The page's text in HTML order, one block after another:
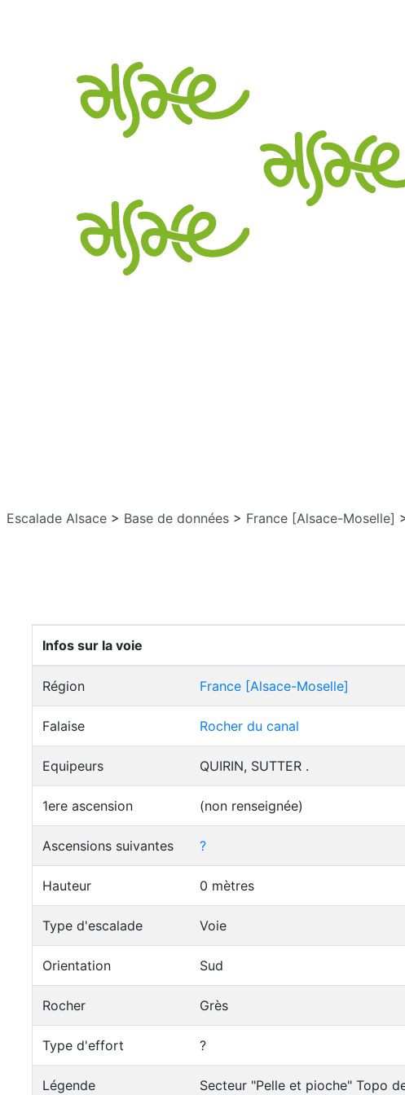
Escalade Alsace > Base de données > France [Alsace-Moselle]
Infos sur la voie
Région France [Alsace-Moselle]
Falaise Rocher du canal
Equipeurs QUIRIN, SUTTER .
1ere ascension (non renseignée)
Ascensions suivantes ?
Hauteur 0 mètres
Type d'escalade Voie
Orientation Sud
Rocher Grès
Type d'effort ?
Légende Secteur "Pelle et pioche" Topo